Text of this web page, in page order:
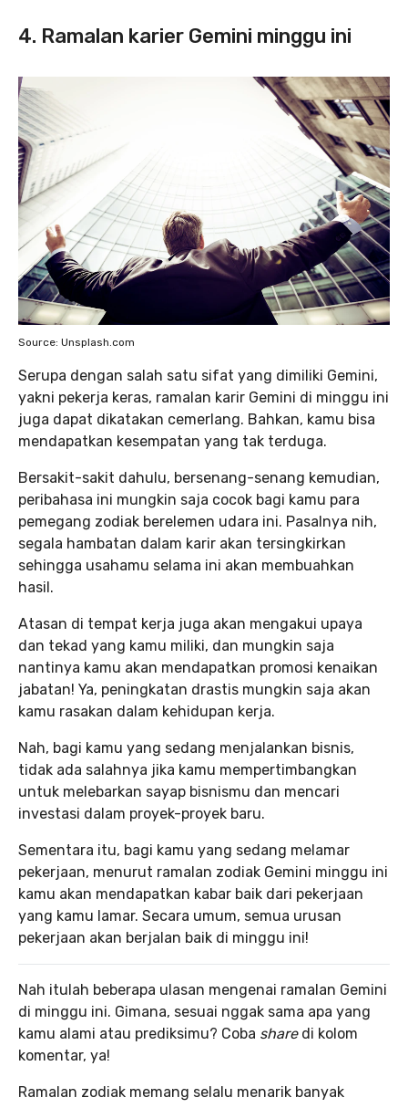
4. Ramalan karier Gemini minggu ini
Source: Unsplash.com
Serupa dengan salah satu sifat yang dimiliki Gemini,
yakni pekerja keras, ramalan karir Gemini di minggu ini
juga dapat dikatakan cemerlang. Bahkan, kamu bisa
mendapatkan kesempatan yang tak terduga.
Bersakit-sakit dahulu, bersenang-senang kemudian,
peribahasa ini mungkin saja cocok bagi kamu para
pemegang zodiak berelemen udara ini. Pasalnya nih,
segala hambatan dalam karir akan tersingkirkan
sehingga usahamu selama ini akan membuahkan
hasil.
Atasan di tempat kerja juga akan mengakui upaya
dan tekad yang kamu miliki, dan mungkin saja
nantinya kamu akan mendapatkan promosi kenaikan
jabatan! Ya, peningkatan drastis mungkin saja akan
kamu rasakan dalam kehidupan kerja.
Nah, bagi kamu yang sedang menjalankan bisnis,
tidak ada salahnya jika kamu mempertimbangkan
untuk melebarkan sayap bisnismu dan mencari
investasi dalam proyek-proyek baru.
Sementara itu, bagi kamu yang sedang melamar
pekerjaan, menurut ramalan zodiak Gemini minggu ini
kamu akan mendapatkan kabar baik dari pekerjaan
yang kamu lamar. Secara umum, semua urusan
pekerjaan akan berjalan baik di minggu ini!
Nah itulah beberapa ulasan mengenai ramalan Gemini
di minggu ini. Gimana, sesuai nggak sama apa yang
kamu alami atau prediksimu? Coba sharedi kolom
komentar, ya!
Ramalan zodiak memang selalu menarik banyak